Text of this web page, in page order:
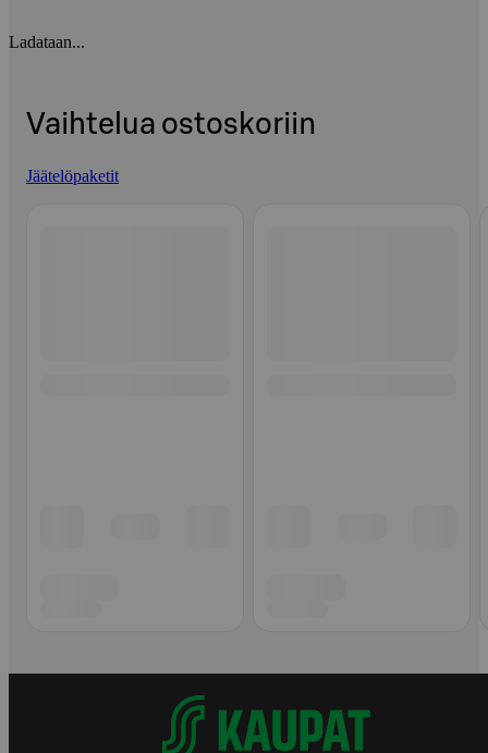
Ladataan...
Vaihtelua ostoskoriin
Jäätelöpaketit